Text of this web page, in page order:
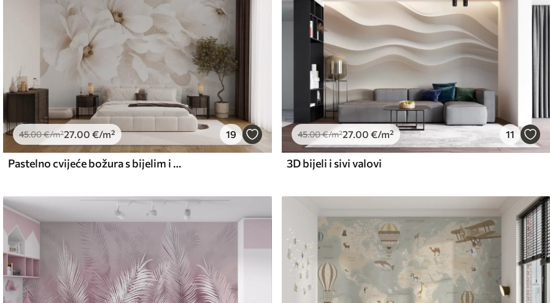
.67
and Stick
49.00€/m²
45.00€/m²27 .00 €/m² 19
Pastelno cvijeće božura s bijelim i bež delikatnim laticama i bijelim linijama na svijetlo bež pozadini
45.00€/m²27.00 €/m² 11
3D bijeli i sivi valovi